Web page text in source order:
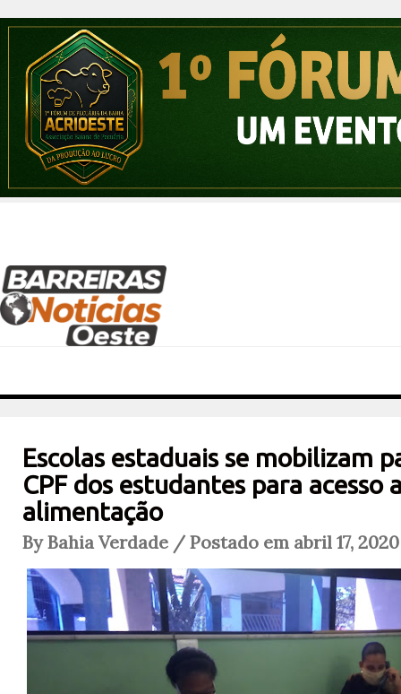
Escolas estaduais se mobilizam
CPF dos estudantes para acesso
alimentação
By Bahia Verdade / Postado em abril 17,